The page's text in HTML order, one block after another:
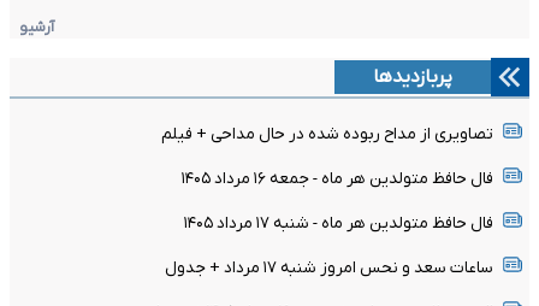
آرشیو
پربازدیدها
تصاویری از مداح ربوده شده در حال مداحی + فیلم
فال حافظ متولدین هر ماه - جمعه ۱۶ مرداد ۱۴۰۵
فال حافظ متولدین هر ماه - شنبه ۱۷ مرداد ۱۴۰۵
ساعات سعد و نحس امروز شنبه ۱۷ مرداد + جدول